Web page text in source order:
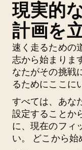
現実的
計画を
速く走るための
志から始まりま
なたがその挑戦
るためにここに
すべては、あな
設定することか
に、現在のフィ
い。 どこから始